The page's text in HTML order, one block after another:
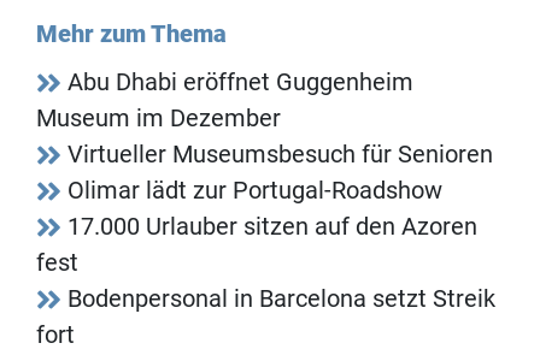
Mehr zum Thema
Abu Dhabi eröffnet Guggenheim
Museum im Dezember
Virtueller Museumsbesuch für Senioren
Olimar lädt zur Portugal-Roadshow
17.000 Urlauber sitzen auf den Azoren
fest
Bodenpersonal in Barcelona setzt Streik
fort